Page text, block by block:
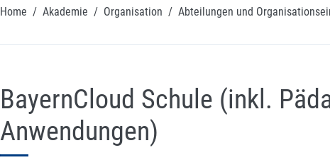
Home / Akademie / Organisation / Abteilungen und
BayernCloud Schule (inkl.
Anwendungen)